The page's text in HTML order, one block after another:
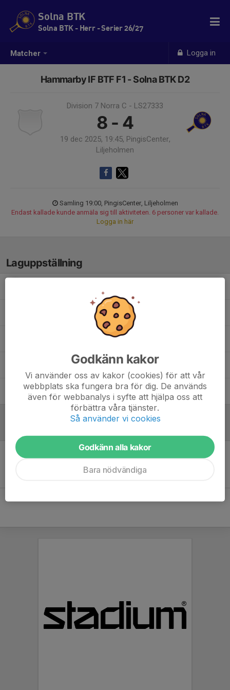
Matcher Logga in
Solna BTK
Solna BTK - Herr - Serier 26/27
Hammarby IF BTF F1 - Solna BTK D2
Division 7 Norra C - LS27333
8 - 4
19 dec 2025, 19:45, PingisCenter,
Liljeholmen
Samling 19:00, PingisCenter, Liljeholmen
Endast kallade kunde anmäla sig till aktiviteten. 6 personer var kallade.
Logga in här
Laguppställning
Torbjörn A.
Godkänn kakor
Vi använder oss av kakor (cookies) för att vår
webbplats ska fungera bra för dig. De används
även för webbanalys i syfte att hjälpa oss att
förbättra våra tjänster.
Så använder vi cookies
Godkänn alla kakor
Bara nödvändiga